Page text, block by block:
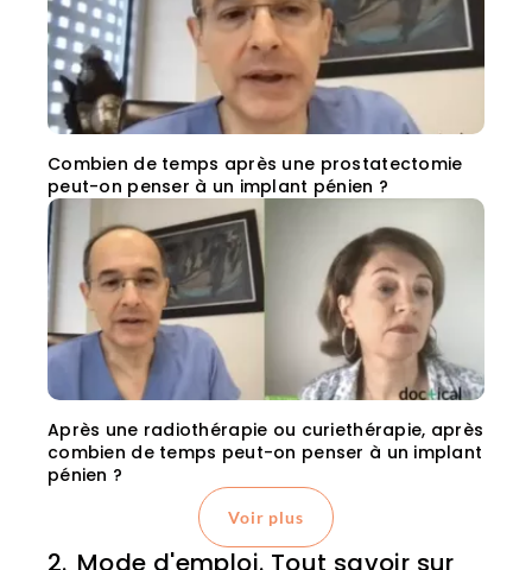
Combien de temps après une prostatectomie
peut-on penser à un implant pénien ?
Après une radiothérapie ou curiethérapie, après
combien de temps peut-on penser à un implant
pénien ?
Voir plus
Mode d'emploi. Tout savoir sur